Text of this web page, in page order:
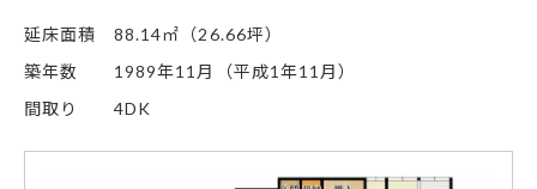
延床面積
88.14㎡（26.66坪）
築年数
1989年11月（平成1年11月）
間取り
4DK